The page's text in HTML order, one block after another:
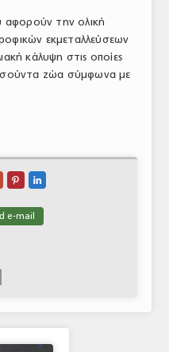
την ολική
εκμεταλλεύσεων
κάλυψη στις οποίες
ζώα σύμφωνα με
 
e-mail